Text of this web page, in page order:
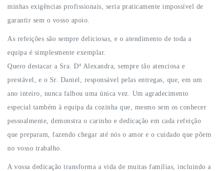
minhas exigências profissionais, seria praticamente impossível de
garantir sem o vosso apoio.
As refeições são sempre deliciosas, e o atendimento de toda a
equipa é simplesmente exemplar.
Quero destacar a Sra. Dª Alexandra, sempre tão atenciosa e
prestável, e o Sr. Daniel, responsável pelas entregas, que, em um
ano inteiro, nunca falhou uma única vez. Um agradecimento
especial também à equipa da cozinha que, mesmo sem os conhecer
pessoalmente, demonstra o carinho e dedicação em cada refeição
que preparam, fazendo chegar até nós o amor e o cuidado que põem
no vosso trabalho.
A vossa dedicação transforma a vida de muitas famílias, incluindo a